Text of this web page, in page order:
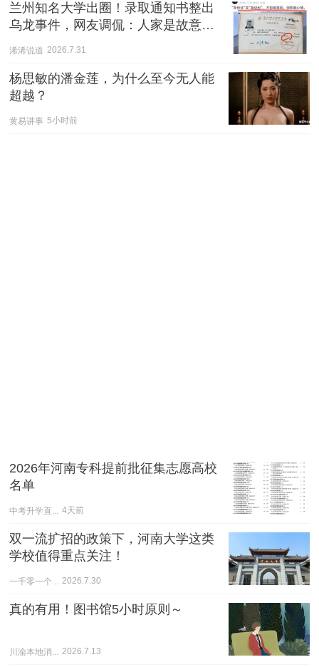
兰州知名大学出圈！录取通知书整出
乌龙事件，网友调侃：人家是故意写
浠浠说道 2026.7.31
杨思敏的潘金莲，为什么至今无人能
超越？
黄易讲事 5小时前
2026年河南专科提前批征集志愿高校
名单
中考升学直... 4天前
双一流扩招的政策下，河南大学这类
学校值得重点关注！
一千零一个... 2026.7.30
真的有用！图书馆5小时原则～
川渝本地消... 2026.7.13